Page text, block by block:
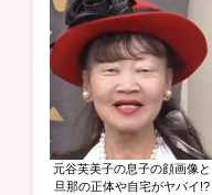
元谷芙美子の息子の顔画像と
旦那の正体や自宅がヤバイ!?